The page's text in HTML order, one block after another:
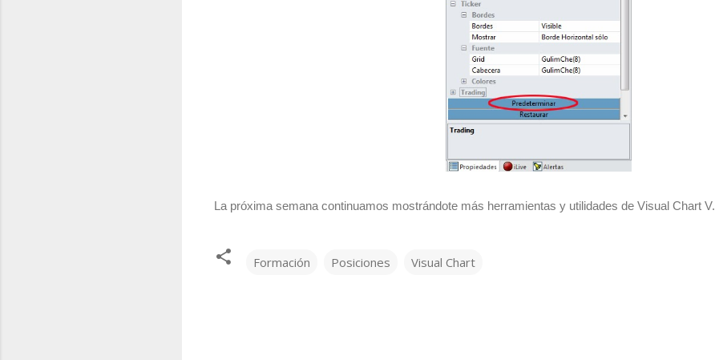
La próxima semana continuamos mostrándote más herramientas y utilidades de Visual Chart V.
Formación Posiciones Visual Chart